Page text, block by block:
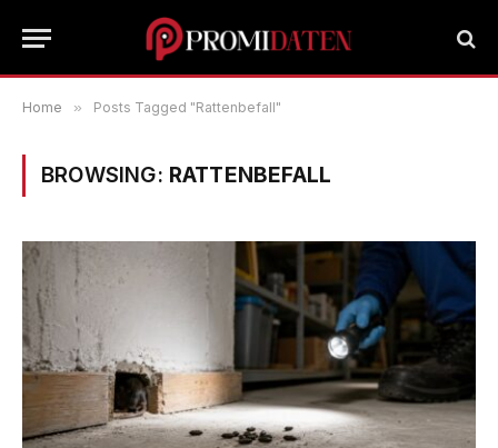
Home » Posts Tagged "Rattenbefall"
BROWSING: RATTENBEFALL